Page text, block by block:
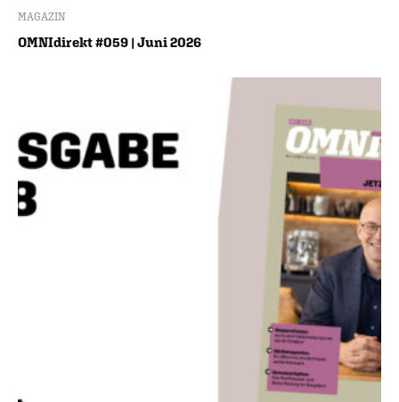
MAGAZIN
OMNIdirekt #059 | Juni 2026